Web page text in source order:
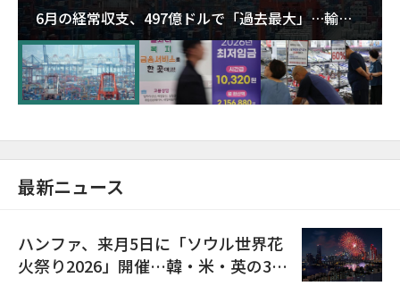
6月の経常収支、497億ドルで「過去最大」…輸出
が初の1000億ドル突破
最新ニュース
ハンファ、来月5日に「ソウル世界花
火祭り2026」開催…韓・米・英の3カ